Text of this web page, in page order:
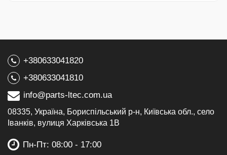
+380633041820
+380633041810
info@parts-ltec.com.ua
08335, Україна, Бориспільський р-н, Київська обл., село
Іванків, вулиця Харківська 1В
Пн-Пт: 08:00 - 17:00